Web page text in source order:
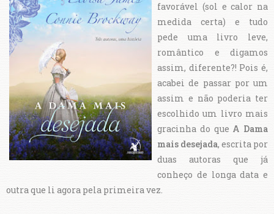
favorável (sol e calor na
medida certa) e tudo
pede uma livro leve,
romântico e digamos
assim, diferente?! Pois é,
acabei de passar por um
assim e não poderia ter
escolhido um livro mais
gracinha do que A Dama
mais desejada, escrita por
duas autoras que já
conheço de longa data e
outra que li agora pela primeira vez.